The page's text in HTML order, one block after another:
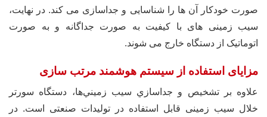
صورت خودکار آن ها را شناسایی و جداسازی می کند. در نهایت،
سیب زمینی های با کیفیت به صورت جداگانه و به صورت
اتوماتیک از دستگاه خارج می شوند.
مزایای استفاده از سیستم هوشمند مرتب سازی
علاوه بر تشخيص و جداسازي سيب زميني‌ها، دستگاه سورتر
خلال سيب زمینى قابل استفاده در تولیدات صنعتى است. در